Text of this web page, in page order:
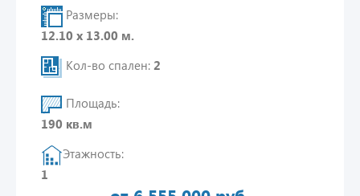
Размеры:
12.10 х 13.00 м.
Кол-во спален: 2
Площадь:
190 кв.м
Этажность:
1